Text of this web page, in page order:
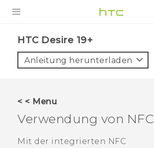
VIVE
‎HTC Desire 19+‎‎
Anleitung herunterladen
< < Menu
Verwendung von NFC
Mit der integrierten NFC